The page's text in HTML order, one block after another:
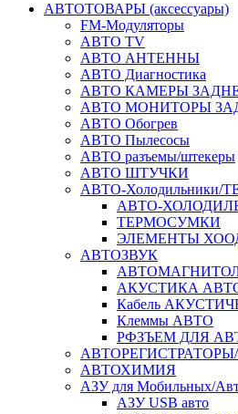
АВТОТОВАРЫ (аксессуары)
FM-Модуляторы
АВТО TV
АВТО АНТЕННЫ
АВТО Диагностика
АВТО КАМЕРЫ
АВТО МОНИТОРЫ
АВТО Обогрев
АВТО Пылесосы
АВТО разъемы/штекеры
АВТО ШТУЧКИ
АВТО-
АВТО-
ТЕРМОСУМКИ
ЭЛЕМЕНТЫ
АВТОЗВУК
АКУСТИКА
Кабель
Клеммы АВТО
РФЗЪЕМ ДЛЯ
АВТОХИМИЯ
АЗУ для Мобильных/
АЗУ USB авто